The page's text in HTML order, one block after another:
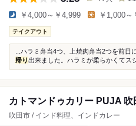
￥4,000～￥4,999 ￥1,000～
テイクアウト
...ハラミ弁当4つ、上焼肉弁当2つを前
帰り出来ました。ハラミが柔らかくてス
カトマンドゥカリー PUJA 吹
吹田市 / インド料理、インドカレー